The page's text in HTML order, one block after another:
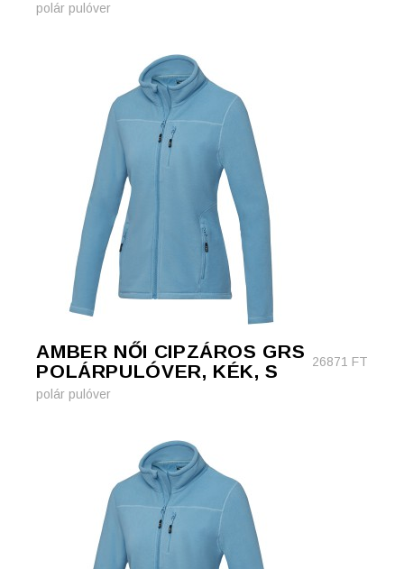
polár pulóver
AMBER NŐI CIPZÁROS GRS
POLÁRPULÓVER, KÉK, S
26871 FT
polár pulóver